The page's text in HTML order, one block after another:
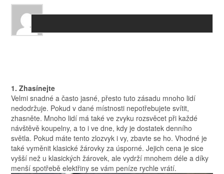
1. Zhasínejte
Velmi snadné a často jasné, přesto tuto zásadu mnoho lidí
nedodržuje. Pokud v dané místnosti nepotřebujete svítit,
zhasněte. Mnoho lidí má také ve zvyku rozsvěcet při každé
návštěvě koupelny, a to i ve dne, kdy je dostatek denního
světla. Pokud máte tento zlozvyk i vy, zbavte se ho. Vhodné je
také vyměnit klasické žárovky za úsporné. Jejich cena je sice
vyšší než u klasických žárovek, ale vydrží mnohem déle a díky
menší spotřebě elektřiny se vám peníze rychle vrátí.